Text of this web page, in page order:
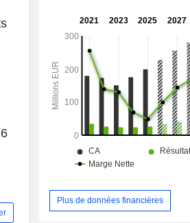
principaux marchés sont la
l'Allemagne, la Russie, la Suède
Unis. Ses clients sont
détaillants et des grossistes qui
produits aux constructeurs et aux
Plus de données financières